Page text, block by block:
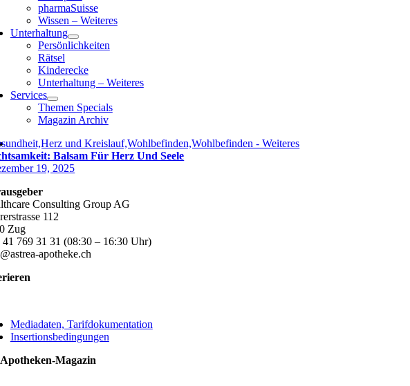
pharmaSuisse
Wissen – Weiteres
Unterhaltung
Persönlichkeiten
Rätsel
Kinderecke
Unterhaltung – Weiteres
Services
Themen Specials
Magazin Archiv
und Kreislauf,Wohlbefinden,Wohlbefinden - Weiteres
Balsam Für Herz Und Seele
19, 2025
Consulting Group AG
112
Zug
41 769 31 31 (08:30 – 16:30 Uhr)
apotheke.ch
Mediadaten, Tarifdokumentation
Insertionsbedingungen
Magazin